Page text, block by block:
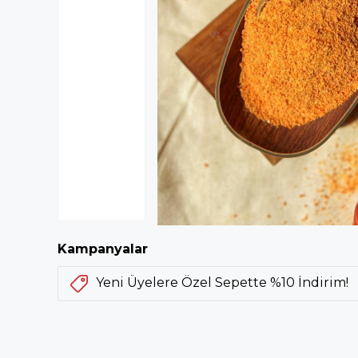
Kampanyalar
Yeni Üyelere Özel Sepette %10 İndirim!